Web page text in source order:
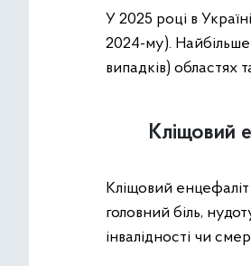
У 2025 році в
2024-му). Найбільше
випадків) областях
Кліщовий
Кліщовий
головний біль,
інвалідності чи